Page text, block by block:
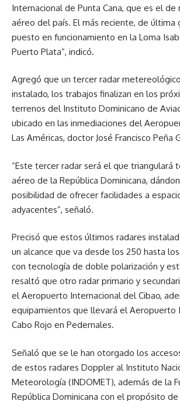
Internacional de Punta Cana, que es el de
aéreo del país. El más reciente, de última
puesto en funcionamiento en la Loma
Puerto Plata”, indicó.
Agregó que un tercer radar
instalado, los trabajos finalizan en los
terrenos del Instituto Dominicano de
ubicado en las inmediaciones del
Las Américas, doctor José Francisco Peña
“Este tercer radar será el que triangulará
aéreo de la República Dominicana,
posibilidad de ofrecer facilidades a
adyacentes”, señaló.
Precisó que estos últimos radares
un alcance que va desde los 250 hasta
con tecnología de doble polarización y
resaltó que otro radar primario y
el Aeropuerto Internacional del Cibao,
equipamientos que llevará el Aeropuerto
Cabo Rojo en Pedernales.
Señaló que se le han otorgado los
de estos radares Doppler al Instituto
Meteorología (INDOMET), además de la
República Dominicana con el propósito